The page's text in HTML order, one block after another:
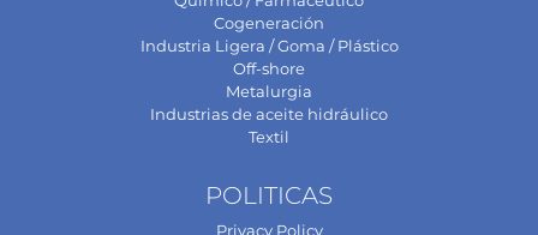
Cogeneración
Industria Ligera / Goma / Plástico
Off-shore
Metalurgia
Industrias de aceite hidráulico
Textil
POLITICAS
Privacy Policy